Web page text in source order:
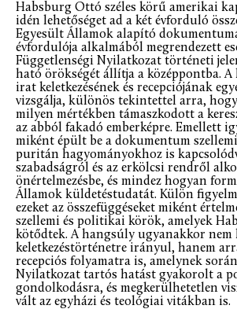
Habsburg Ottó széles körű amerikai
idén lehetőséget ad a két évforduló
Egyesült Államok alapító
évfordulója alkalmából megrendezett
Függetlenségi Nyilatkozat történeti
ható örökségét állítja a középpontba. A
irat keletkezésének és recepciójának
vizsgálja, különös tekintettel arra, hogy
milyen mértékben támaszkodott a
az abból fakadó emberképre. Emellett
miként épült be a dokumentum
puritán hagyományokhoz is
szabadságról és az erkölcsi rendről
önértelmezésbe, és mindez hogyan
Államok küldetéstudatát. Külön
ezeket az összefüggéseket miként
szellemi és politikai körök, amelyek
kötődtek. A hangsúly ugyanakkor nem
keletkezéstörténetre irányul, hanem
recepciós folyamatra is, amelynek
Nyilatkozat tartós hatást gyakorolt a
gondolkodásra, és megkerülhetetlen
vált az egyházi és teológiai vitákban is.